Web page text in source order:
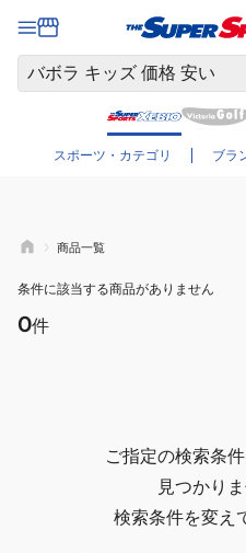
スポーツ・カテゴリ ブラ
さら
商品一覧
条件に該当する商品がありません
0件
ご指定の検索条
見つかり
検索条件を変え